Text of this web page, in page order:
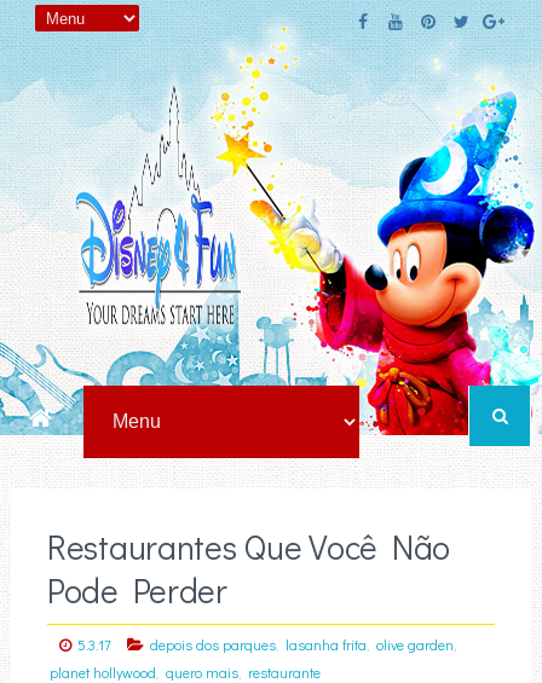
Restaurantes Que Você Não
Pode Perder
5.3.17 depois dos parques, lasanha frita olive garden
planet hollywood quero mais, restaurante